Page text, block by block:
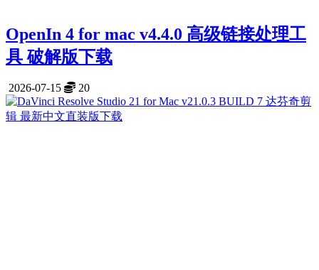
OpenIn 4 for mac v4.4.0 高级链接处理工
具 破解版下载
2026-07-15 20